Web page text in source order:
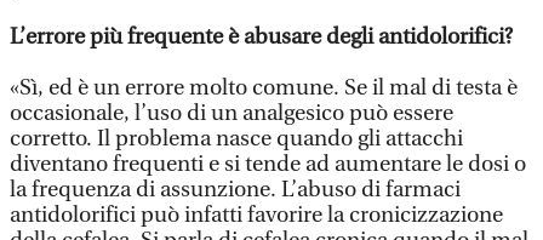
L’errore più frequente è abusare degli antidolorifici?
«Sì, ed è un errore molto comune. Se il mal di testa è
occasionale, l’uso di un analgesico può essere
corretto. Il problema nasce quando gli attacchi
diventano frequenti e si tende ad aumentare le dosi o
la frequenza di assunzione. L’abuso di farmaci
antidolorifici può infatti favorire la cronicizzazione